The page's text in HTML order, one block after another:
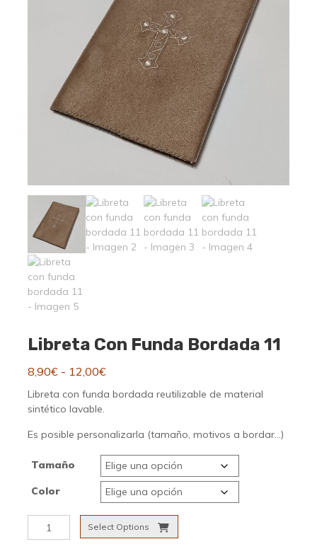
Libreta Con Funda Bordada 11
8,90€ - 12,00€Rango
de
8,90€
hasta
12,00€
Libreta con funda bordada reutilizable de material
sintético lavable.
Es posible personalizarla (tamaño, motivos a bordar…)
Tamaño
Color
Libreta
con
Select Options